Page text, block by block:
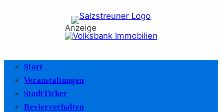
Anzeige
Start
Veranstaltungen
StadtTicker
Revierverhalten